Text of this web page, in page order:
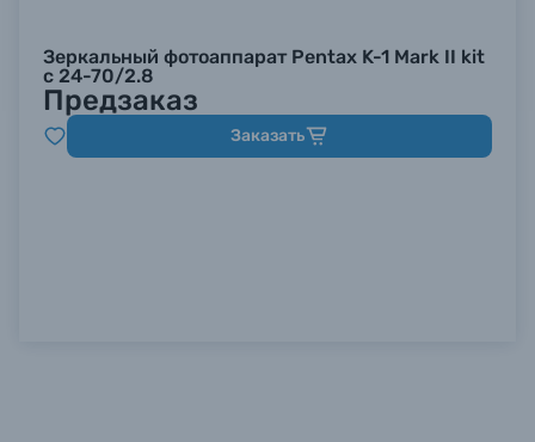
Зеркальный фотоаппарат Pentax K-1 Mark II kit
c 24-70/2.8
Предзаказ
Заказать